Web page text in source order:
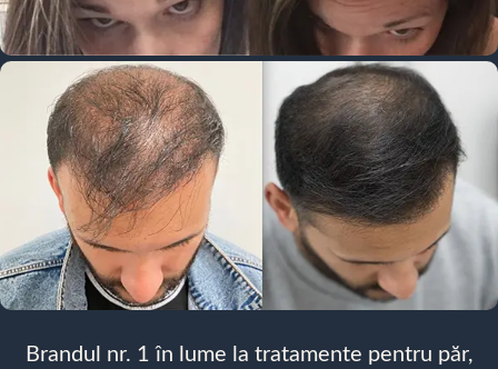
Brandul nr. 1 în lume la tratamente pentru păr,